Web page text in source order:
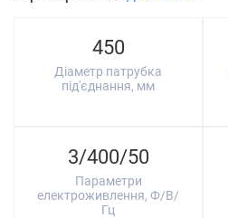
450
Діаметр патрубка
під'єднання, мм
3/400/50
Параметри
електроживлення, Ф/В/
Гц